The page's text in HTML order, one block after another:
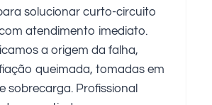
solucionar curto-circuito
atendimento imediato.
a origem da falha,
queimada, tomadas em
sobrecarga. Profissional